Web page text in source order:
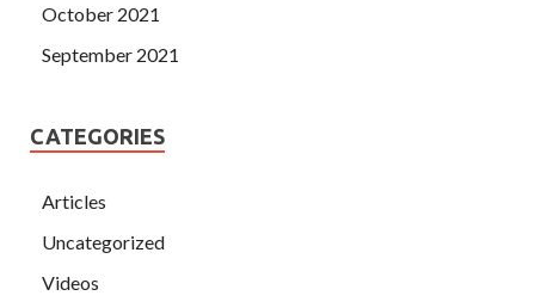
October 2021
September 2021
CATEGORIES
Articles
Uncategorized
Videos